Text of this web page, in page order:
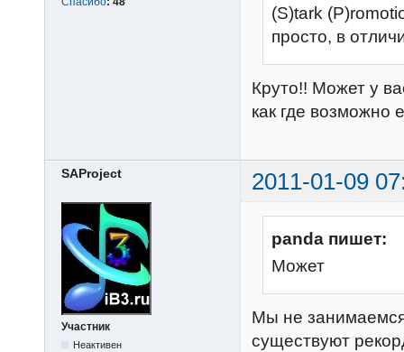
(S)tark
просто, в
Круто!! Может у
как где возможно
SAProject 2011-01-09
Участник
Неактивен
panda пишет:
Может
Мы не
существуют